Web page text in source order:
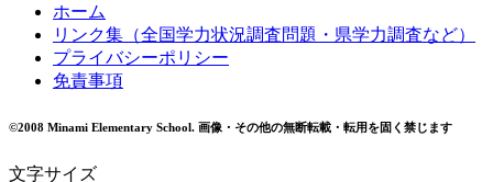
ホーム
リンク集（全国学力状況調査問題・県学力調査など）
プライバシーポリシー
免責事項
©2008 Minami Elementary School. 画像・その他の無断転載・転用を固く禁じます
文字サイズ